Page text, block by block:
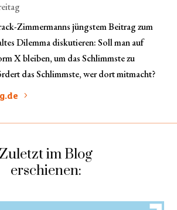
Zimmermanns jüngstem Beitrag zum
Dilemma diskutieren: Soll man auf
X bleiben, um das Schlimmste zu
das Schlimmste, wer dort mitmacht?
Zuletzt im Blog
erschienen: